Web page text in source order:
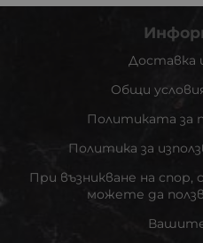
Доставка
Общи
Политиката за
Политика за
При възникване на спор,
можете да